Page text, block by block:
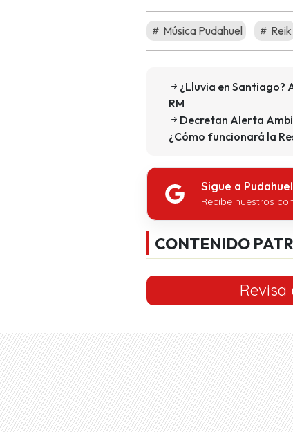
Música Pudahuel Reik
¿Lluvia en Santiago?
RM
Decretan Alerta
¿Cómo funcionará la
Sigue a
Recibe nuestros
CONTENIDO
Revisa